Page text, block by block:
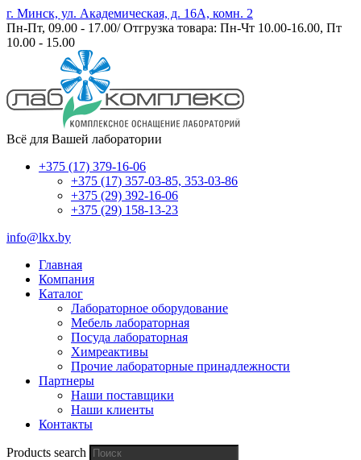
г. Минск, ул. Академическая, д. 16А, комн. 2
Пн-Пт, 09.00 - 17.00/ Отгрузка товара: Пн-Чт 10.00-16.00, Пт
10.00 - 15.00
Всё для Вашей лаборатории
+375 (17) 379-16-06
+375 (17) 357-03-85, 353-03-86
+375 (29) 392-16-06
+375 (29) 158-13-23
info@lkx.by
Главная
Компания
Каталог
Лабораторное оборудование
Мебель лабораторная
Посуда лабораторная
Химреактивы
Прочие лабораторные принадлежности
Партнеры
Наши поставщики
Наши клиенты
Контакты
Products search